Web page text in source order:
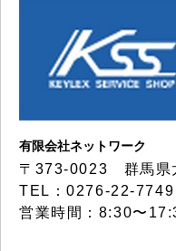
有限会社ネットワーク
〒373-0023 群馬県
TEL：0276-22-7749
営業時間：8:30〜